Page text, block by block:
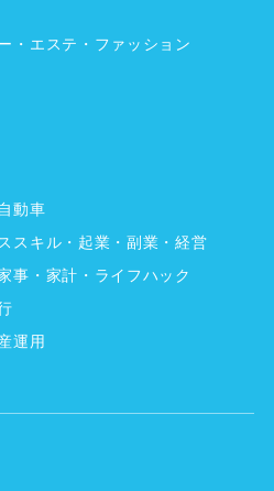
・エステ・ファッション
動車
スキル・起業・副業・経営
事・家計・ライフハック
運用